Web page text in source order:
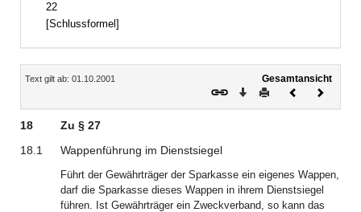
22
[Schlussformel]
Inhalt
Text gilt ab: 01.10.2001
Gesamtansicht
Download
DruckenVorheriges
18
Zu § 27
18.1
Wappenführung im Dienstsiegel
Führt der Gewährträger der Sparkasse ein eigenes Wappen,
darf die Sparkasse dieses Wappen in ihrem Dienstsiegel
führen. Ist Gewährträger ein Zweckverband, so kann das